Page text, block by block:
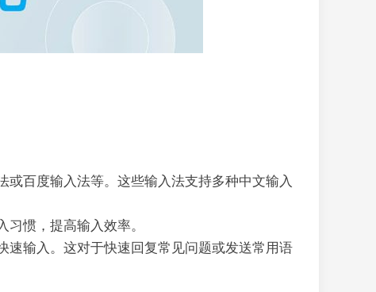
或百度输入法等。这些输入法支持多种中文输入
惯，提高输入效率。
速输入。这对于快速回复常见问题或发送常用语